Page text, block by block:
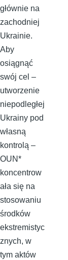
głównie na
zachodniej
Ukrainie.
Aby
osiągnąć
swój cel –
utworzenie
niepodległej
Ukrainy pod
własną
kontrolą –
OUN*
koncentrow
ała się na
stosowaniu
środków
ekstremistyc
znych, w
tym aktów